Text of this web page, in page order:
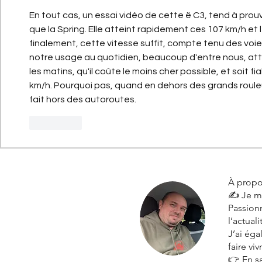
En tout cas, un essai vidéo de cette ë C3, tend à
que la Spring. Elle atteint rapidement ces 107 km/h
finalement, cette vitesse suffit, compte tenu des
notre usage au quotidien, beaucoup d'entre nous,
les matins, qu'il coûte le moins cher possible, et soit
km/h. Pourquoi pas, quand en dehors des grands
fait hors des autoroutes.
À
✍️ Je
J’ai
faire
👉 En